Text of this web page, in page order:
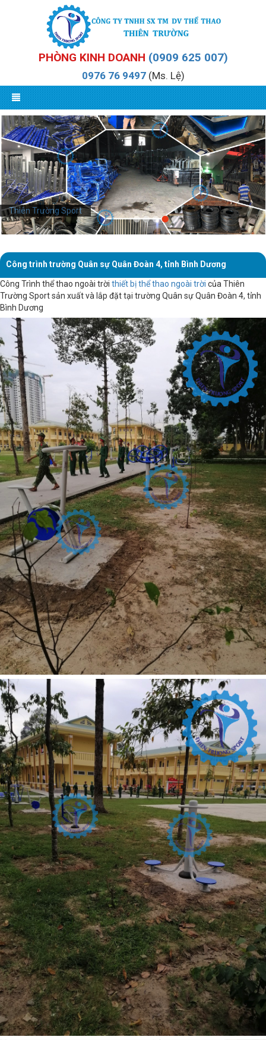
PHÒNG KINH DOANH (0909 625 007)
0976 76 9497(Ms. Lệ)
Thiên Trường Sport
Công trình trường Quân sự Quân Đoàn 4, tỉnh Bình Dương
Công Trình thể thao ngoài trời thiết bị thể thao ngoài trời của Thiên
Trường Sport sản xuất và lắp đặt tại trường Quân sự Quân Đoàn 4, tỉnh
Bình Dương